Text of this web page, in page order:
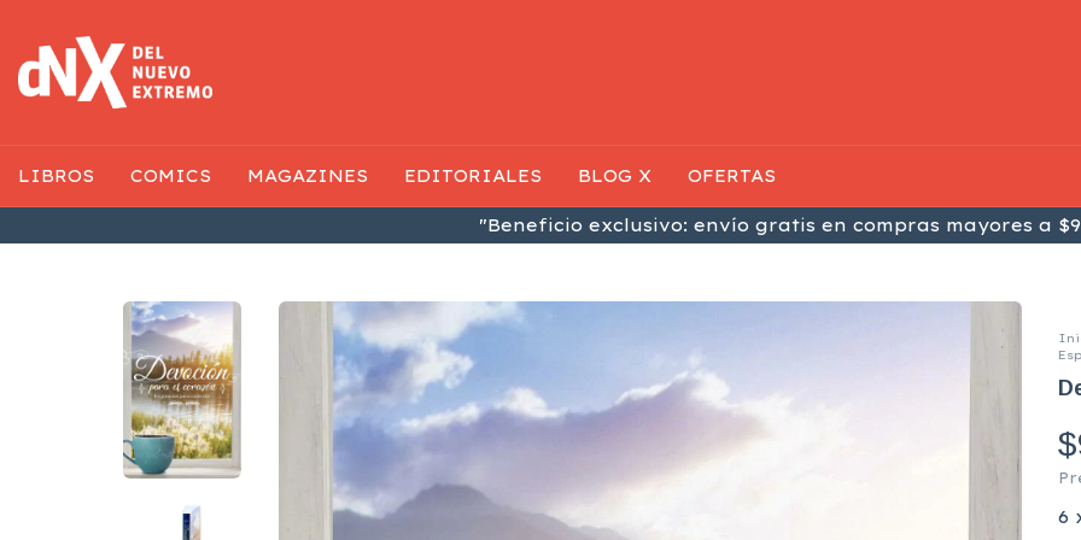
"Beneficio exclusivo: envío gratis en compras mayores a
LIBROS COMICS MAGAZINES EDITORIALES BLOG X OFERTAS
6